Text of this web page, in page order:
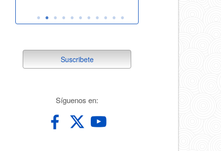
suscribete
Suscribete
Síguenos en: